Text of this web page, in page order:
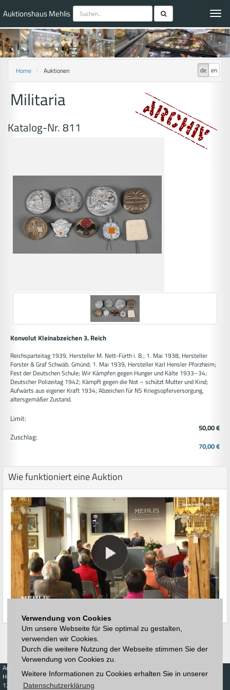
Verwendung von Cookies
Um unsere Webseite für Sie optimal zu gestalten,
verwenden wir Cookies.
Durch die weitere Nutzung der Webseite stimmen Sie der
Verwendung von Cookies zu.
Weitere Informationen zu Cookies erhalten Sie in unserer
Datenschutzerklärung
Auktionshaus Mehlis
de en
Home Auktionen
Militaria
Katalog-Nr. 811
Konvolut Kleinabzeichen 3. Reich
Reichsparteitag 1939, Hersteller M. Nett-Fürth i. B.; 1. Mai 1938, Hersteller
Forster & Graf Schwäb. Gmünd; 1. Mai 1939, Hersteller Karl Hensler Pforzheim;
Fest der Deutschen Schule; Wir Kämpfen gegen Hunger und Kälte 1933–34;
Deutscher Polizeitag 1942; Kämpft gegen die Not – schützt Mutter und Kind;
Aufwärts aus eigener Kraft 1934; Abzeichen für NS Kriegsopferversorgung,
altersgemäßer Zustand.
Limit:
50,00 €
Zuschlag:
70,00 €
Wie funktioniert eine Auktion
Auktionen
Höchstzuschläge
123. Auktion
Kalender
Höchstzuschläge